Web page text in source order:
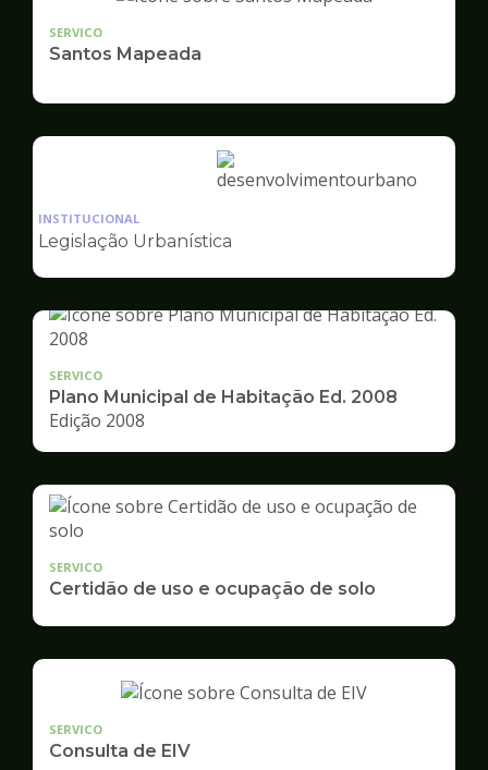
SERVICO
Santos Mapeada
Ilustração
Desenvolvimento
Urbano
INSTITUCIONAL
Legislação Urbanística
SERVICO
Plano Municipal de Habitação Ed. 2008
Edição 2008
SERVICO
Certidão de uso e ocupação de solo
SERVICO
Consulta de EIV